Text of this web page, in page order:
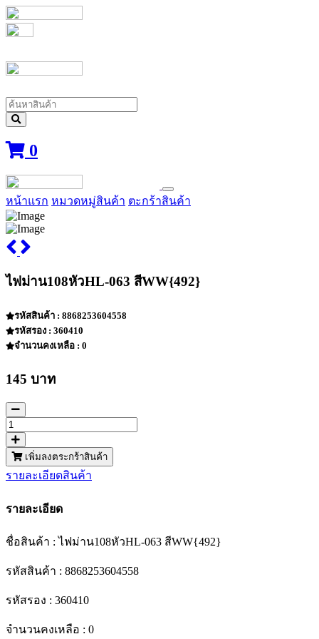
0
หน้าแรก หมวดหมู่สินค้า ตะกร้าสินค้า
ไฟม่าน108หัวHL-063 สีWW{492}
รหัสสินค้า : 8868253604558
รหัสรอง : 360410
จำนวนคงเหลือ : 0
145 บาท
เพิ่มลงตระกร้าสินค้า
รายละเอียดสินค้า
รายละเอียด
ชื่อสินค้า : ไฟม่าน108หัวHL-063 สีWW{492}
รหัสสินค้า : 8868253604558
รหัสรอง : 360410
จำนวนคงเหลือ : 0